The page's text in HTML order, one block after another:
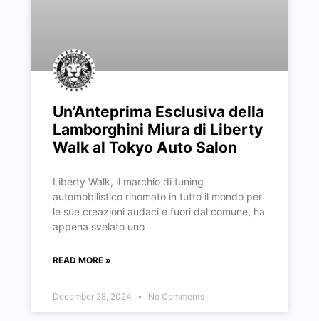
Un’Anteprima Esclusiva della
Lamborghini Miura di Liberty
Walk al Tokyo Auto Salon
Liberty Walk, il marchio di tuning
automobilistico rinomato in tutto il mondo per
le sue creazioni audaci e fuori dal comune, ha
appena svelato uno
READ MORE »
December 28, 2024 No Comments